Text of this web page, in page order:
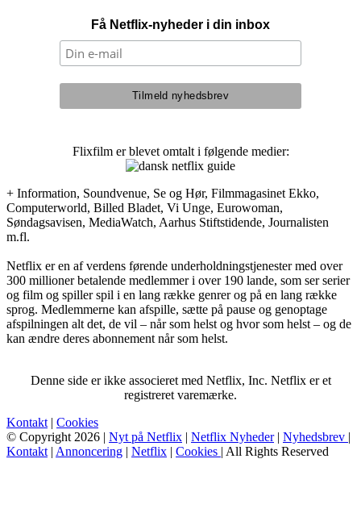
Få Netflix-nyheder i din inbox
Flixfilm er blevet omtalt i følgende medier:
+ Information, Soundvenue, Se og Hør, Filmmagasinet Ekko,
Computerworld, Billed Bladet, Vi Unge, Eurowoman,
Søndagsavisen, MediaWatch, Aarhus Stiftstidende, Journalisten
m.fl.
Netflix er en af verdens førende underholdningstjenester med over
300 millioner betalende medlemmer i over 190 lande, som ser serier
og film og spiller spil i en lang række genrer og på en lang række
sprog. Medlemmerne kan afspille, sætte på pause og genoptage
afspilningen alt det, de vil – når som helst og hvor som helst – og de
kan ændre deres abonnement når som helst.
Denne side er ikke associeret med Netflix, Inc. Netflix er et
registreret varemærke.
Kontakt | Cookies
© Copyright 2026 | Nyt på Netflix | Netflix Nyheder| Nyhedsbrev |
Kontakt | Annoncering | Netflix | Cookies | All Rights Reserved